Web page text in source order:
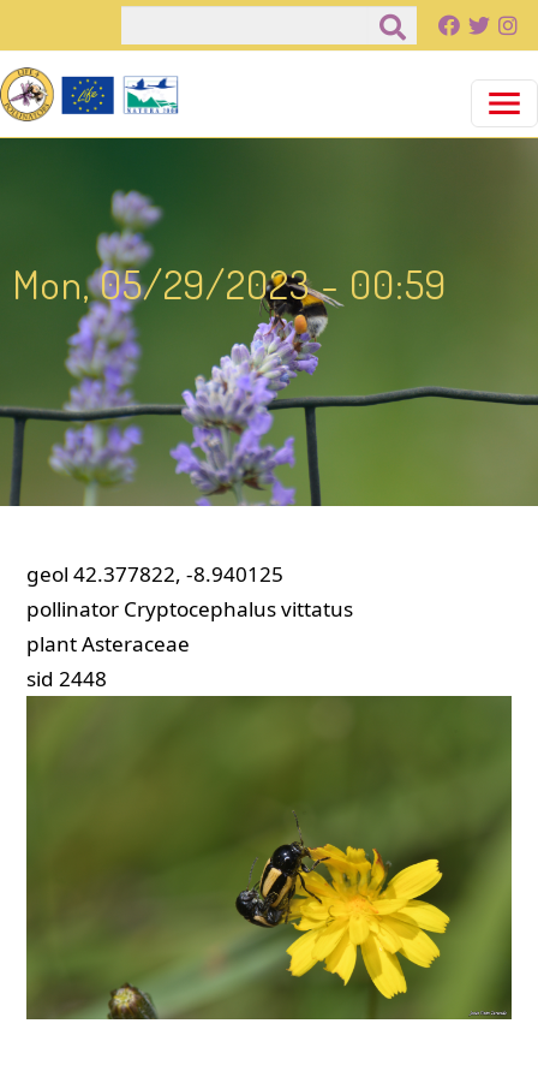
Pasar al contenido principal
Mon, 05/29/2023 - 00:59
geol 42.377822, -8.940125
pollinator Cryptocephalus vittatus
plantAsteraceae
sid 2448